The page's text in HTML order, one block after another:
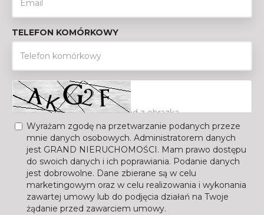
TELEFON KOMÓRKOWY
Wyrażam zgodę na przetwarzanie podanych przeze
mnie danych osobowych. Administratorem danych
jest GRAND NIERUCHOMOŚCI. Mam prawo dostępu
do swoich danych i ich poprawiania. Podanie danych
jest dobrowolne. Dane zbierane są w celu
marketingowym oraz w celu realizowania i wykonania
zawartej umowy lub do podjęcia działań na Twoje
żądanie przed zawarciem umowy.